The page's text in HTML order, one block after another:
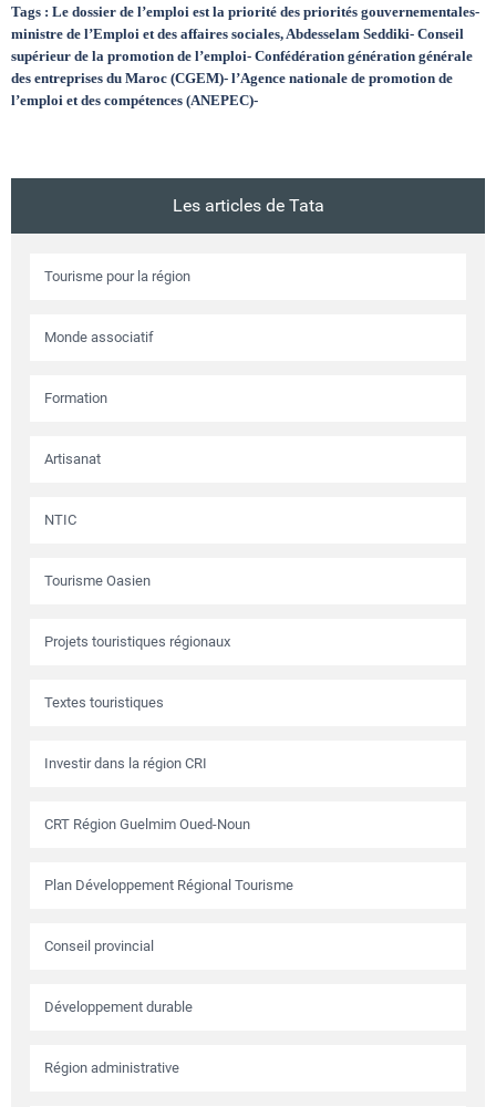
Tags : Le dossier de l’emploi est la priorité des priorités gouvernementales-
ministre de l’Emploi et des affaires sociales, Abdesselam Seddiki- Conseil
supérieur de la promotion de l’emploi- Confédération génération générale
des entreprises du Maroc (CGEM)- l’Agence nationale de promotion de
l’emploi et des compétences (ANEPEC)-
Les articles de Tata
Tourisme pour la région
Monde associatif
Formation
Artisanat
NTIC
Tourisme Oasien
Projets touristiques régionaux
Textes touristiques
Investir dans la région CRI
CRT Région Guelmim Oued-Noun
Plan Développement Régional Tourisme
Conseil provincial
Développement durable
Région administrative